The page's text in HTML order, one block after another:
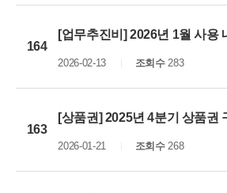
164
[업무추진비] 2026년 1월 사용
2026-02-13 조회수283
163
[상품권] 2025년 4분기 상품권
2026-01-21 조회수268